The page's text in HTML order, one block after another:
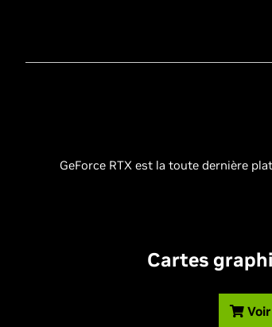
GeForce RTX est la toute dernière
Cartes